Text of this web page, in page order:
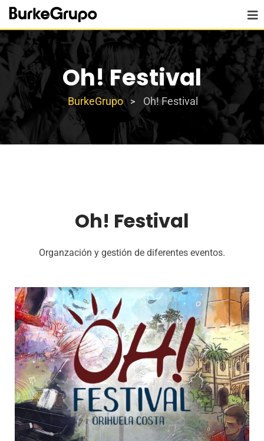
Oh! Festival
BurkeGrupo > Oh! Festival
Oh! Festival
Organzación y gestión de diferentes eventos.